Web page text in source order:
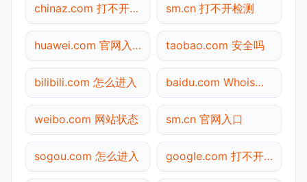
chinaz.com 打不开检测 sm.cn 打不开检测
huawei.com 官网入口 taobao.com 安全吗
bilibili.com 怎么进入 baidu.com Whois查询
weibo.com 网站状态 sm.cn 官网入口
sogou.com 怎么进入 google.com 打不开检测